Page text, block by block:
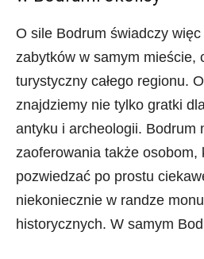
O sile Bodrum świadczy
zabytków w samym mieście,
turystyczny całego regionu.
znajdziemy nie tylko gratki
antyku i archeologii. Bodrum
zaoferowania także osobom,
pozwiedzać po prostu
niekoniecznie w randze
historycznych. W samym